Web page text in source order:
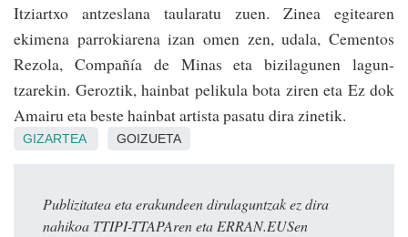
Itziar­txo antzeslana taularatu zuen. Zinea egitearen
ekimena parrokiarena izan omen zen, udala, Cementos
Rezola, Compañía de Minas eta bizilagunen lagun­
tzarekin. Geroztik, hainbat pelikula bota ziren eta Ez dok
Amairu eta beste hainbat artista pasatu dira zinetik.
GIZARTEA GOIZUETA
Publizitatea eta erakundeen dirulaguntzak ez dira
nahikoa TTIPI-TTAPAren eta ERRAN.EUSen